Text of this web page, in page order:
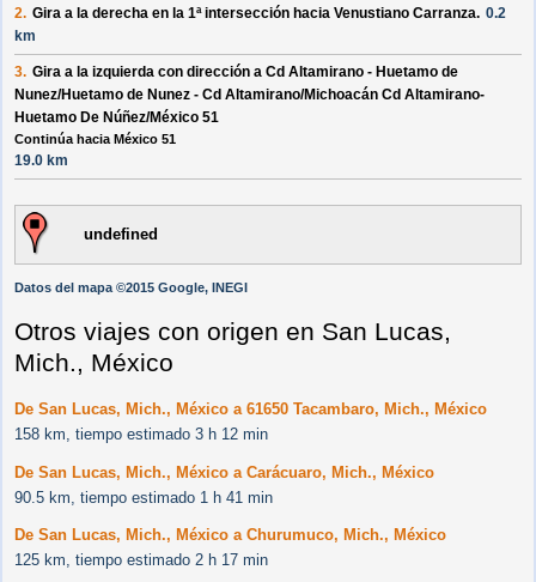
2. Gira a la derecha en la 1ª intersección hacia Venustiano Carranza. 0.2
km
3. Gira a la izquierda con dirección a Cd Altamirano - Huetamo de
Nunez/Huetamo de Nunez - Cd Altamirano/Michoacán Cd Altamirano-
Huetamo De Núñez/México 51
Continúa hacia México 51
19.0 km
undefined
Datos del mapa ©2015 Google, INEGI
Otros viajes con origen en San Lucas,
Mich., México
De San Lucas, Mich., México a 61650 Tacambaro, Mich., México
158 km, tiempo estimado 3 h 12 min
De San Lucas, Mich., México a Carácuaro, Mich., México
90.5 km, tiempo estimado 1 h 41 min
De San Lucas, Mich., México a Churumuco, Mich., México
125 km, tiempo estimado 2 h 17 min